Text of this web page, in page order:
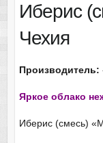
Иберис
Чехия
Производитель:
Яркое облако
Иберис (смесь)